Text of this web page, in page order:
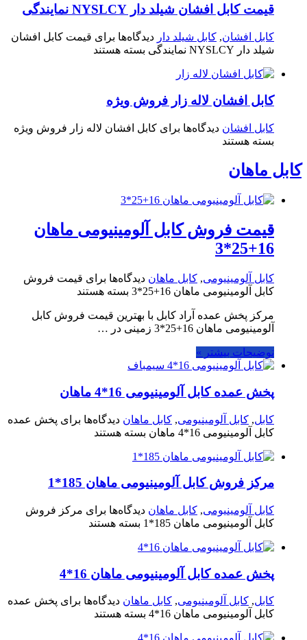
قیمت کابل افشان شیلد دار NYSLCY نمایندگی
کابل افشان, کابل شیلد دار دیدگاه‌ها برای قیمت کابل افشان
شیلد دار NYSLCY نمایندگی
بسته هستند
کابل افشان لاله زار فروش ویژه
کابل افشان دیدگاه‌ها برای کابل افشان لاله زار فروش ویژه
بسته هستند
کابل ماهان
قیمت فروش کابل آلومینیومی ماهان
16+25*3
کابل آلومینیومی, کابل ماهان دیدگاه‌ها برای قیمت فروش
کابل آلومینیومی ماهان 16+25*3
بسته هستند
مرکز پخش عمده آراد کابل با بهترین قیمت فروش کابل
آلومینیومی ماهان 16+25*3 زمینی در …
توضیحات بیشتر »
پخش عمده کابل آلومینیومی 16*4 ماهان
کابل, کابل آلومینیومی, کابل ماهان دیدگاه‌ها برای پخش عمده
کابل آلومینیومی 16*4 ماهان
بسته هستند
مرکز فروش کابل آلومینیومی ماهان 185*1
کابل آلومینیومی, کابل ماهان دیدگاه‌ها برای مرکز فروش
کابل آلومینیومی ماهان 185*1
بسته هستند
پخش عمده کابل آلومینیومی ماهان 16*4
کابل, کابل آلومینیومی, کابل ماهان دیدگاه‌ها برای پخش عمده
کابل آلومینیومی ماهان 16*4
بسته هستند